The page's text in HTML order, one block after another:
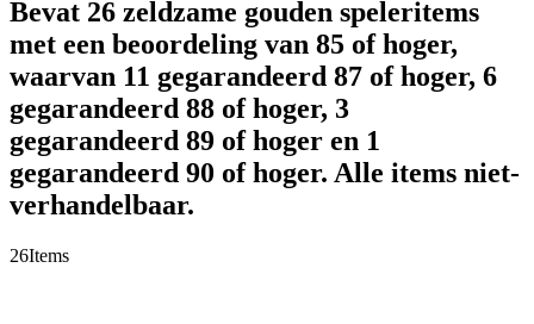
Bevat 26 zeldzame gouden speleritems
met een beoordeling van 85 of hoger,
waarvan 11 gegarandeerd 87 of hoger, 6
gegarandeerd 88 of hoger, 3
gegarandeerd 89 of hoger en 1
gegarandeerd 90 of hoger. Alle items niet-
verhandelbaar.
26Items